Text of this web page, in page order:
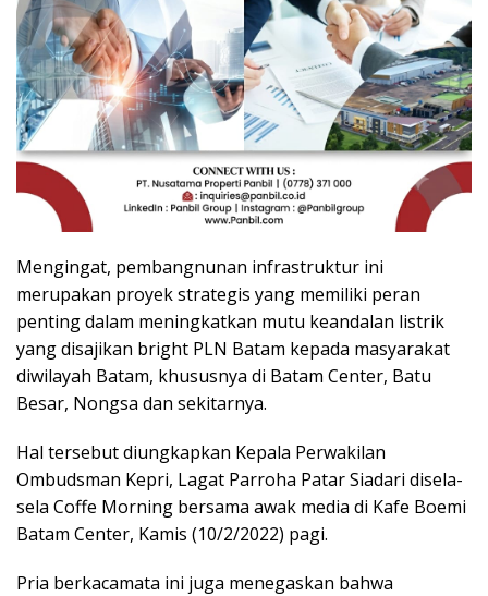
Mengingat, pembangnunan infrastruktur ini
merupakan proyek strategis yang memiliki peran
penting dalam meningkatkan mutu keandalan listrik
yang disajikan bright PLN Batam kepada masyarakat
diwilayah Batam, khususnya di Batam Center, Batu
Besar, Nongsa dan sekitarnya.
Hal tersebut diungkapkan Kepala Perwakilan
Ombudsman Kepri, Lagat Parroha Patar Siadari disela-
sela Coffe Morning bersama awak media di Kafe Boemi
Batam Center, Kamis (10/2/2022) pagi.
Pria berkacamata ini juga menegaskan bahwa